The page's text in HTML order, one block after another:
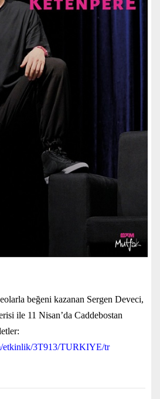
beğeni kazanan Sergen Deveci,
ile 11 Nisan’da Caddebostan
etkinlik/3T913/TURKIYE/tr